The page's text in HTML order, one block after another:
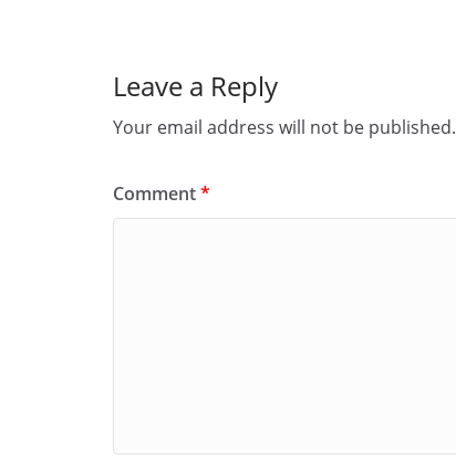
Leave a Reply
Your email address will not be published.
Comment*